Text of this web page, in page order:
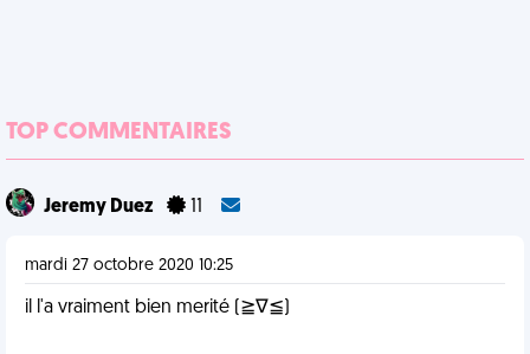
TOP COMMENTAIRES
Jeremy Duez
mardi 27 octobre 2020 10:25
il l'a vraiment bien merité (≧∇≦)